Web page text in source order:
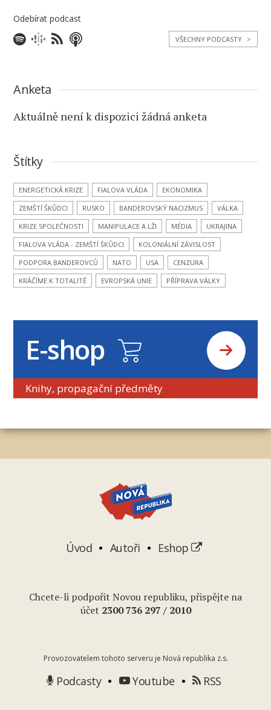
Odebírat podcast
VŠECHNY PODCASTY >
Anketa
Aktuálně není k dispozici žádná anketa
Štítky
ENERGETICKÁ KRIZE FIALOVA VLÁDA
EKONOMIKA
ZEMŠTÍ ŠKŮDCI
RUSKO BANDEROVSKÝ NACIZMUS
VÁLKA
KRIZE SPOLEČNOSTI
MANIPULACE A LŽI MÉDIA
UKRAJINA
FIALOVA VLÁDA - ZEMŠTÍ ŠKŮDCI
KOLONIÁLNÍ ZÁVISLOST
PODPORA BANDEROVCŮ
NATO USA
CENZURA
KRÁČÍME K TOTALITĚ
EVROPSKÁ UNIE PŘÍPRAVA VÁLKY
E-shop
Knihy, propagační předměty
Úvod Autoři Eshop
Chcete-li podpořit Novou republiku, přispějte na
účet 2300 736 297 / 2010
Provozovatelem tohoto serveru je Nová republika z.s.
Podcasty Youtube RSS